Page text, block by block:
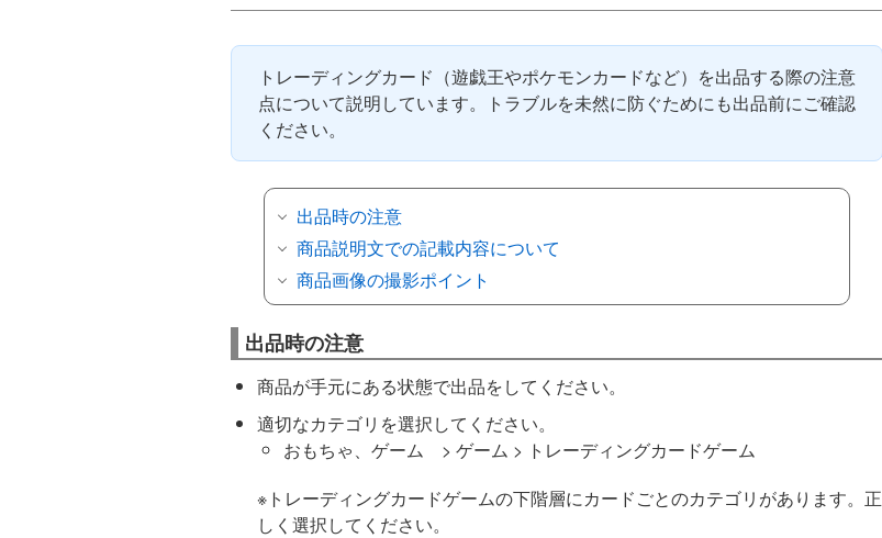
トレーディングカード（遊戯王やポケモンカードなど）を出品する際の注意
点について説明しています。トラブルを未然に防ぐためにも出品前にご確認
ください。
出品時の注意
商品説明文での記載内容について
商品画像の撮影ポイント
出品時の注意
商品が手元にある状態で出品をしてください。
適切なカテゴリを選択してください。
おもちゃ、ゲーム > ゲーム > トレーディングカードゲーム
※トレーディングカードゲームの下階層にカードごとのカテゴリがあります。正
しく選択してください。